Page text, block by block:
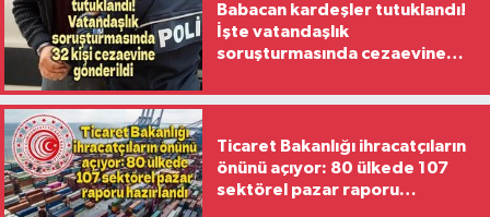
Babacan kardeşler tutuklandı!
İşte vatandaşlık
soruşturmasında cezaevine
Ticaret Bakanlığı ihracatçıların
önünü açıyor: 80 ülkede 107
sektörel pazar raporu